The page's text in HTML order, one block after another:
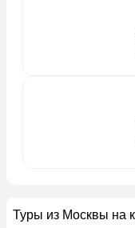
Туры из Москвы на